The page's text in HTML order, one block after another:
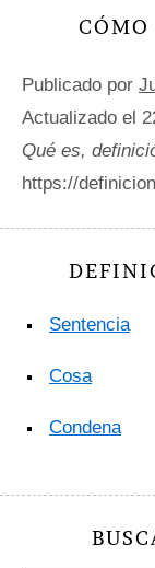
CÓMO
Publicado por
Actualizado el
Qué es,
https://
Sentencia
Cosa
Condena